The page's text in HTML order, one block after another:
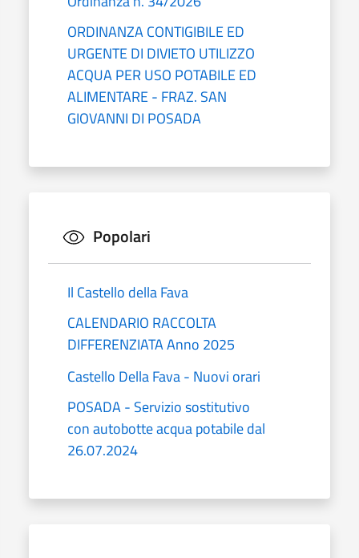
ORDINANZA CONTIGIBILE ED
URGENTE DI DIVIETO UTILIZZO
ACQUA PER USO POTABILE ED
ALIMENTARE - FRAZ. SAN
GIOVANNI DI POSADA
Popolari
Il Castello della Fava
CALENDARIO RACCOLTA
DIFFERENZIATA Anno 2025
Castello Della Fava - Nuovi orari
POSADA - Servizio sostitutivo
con autobotte acqua potabile dal
26.07.2024